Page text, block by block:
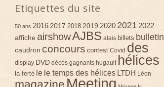
Etiquettes du site
50 ans 2016 2017 2018 2019 2020 2021 2022
affiche airshowAJBS alais billets bulletin
caudron concours contest Covid des
display DVD décès gagnants hugault hélices
la ferté le le temps des hélices LTDH Léon
magazine Meeting